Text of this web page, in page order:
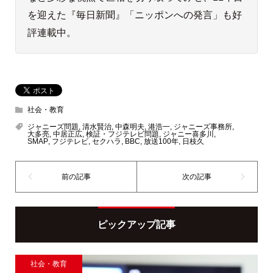
を迎えた『毎日新聞』「ニッポンへの発言」も好
評連載中。
社会・教育
ジャニーズ問題, 清水賢治, 中森明夫, 港浩一, ジャニーズ事務所,
大多亮, 中居正広, 検証・フジテレビ問題, ジャニー喜多川 ,
SMAP, フジテレビ, セクハラ , BBC, 放送100年, 日枝久
ピックアップ記事
社会・教育